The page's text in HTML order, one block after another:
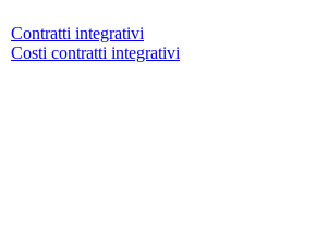
Contratti integrativi
Costi contratti integrativi